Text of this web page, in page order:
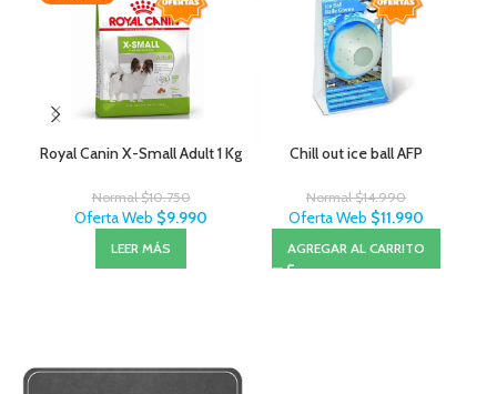
Royal Canin X-Small Adult 1 Kg
Normal$10.750
Oferta Web $9.990
LEER MÁS
Chill out ice ball AFP
Normal$14.990
Oferta Web $11.990
AGREGAR AL CARRITO